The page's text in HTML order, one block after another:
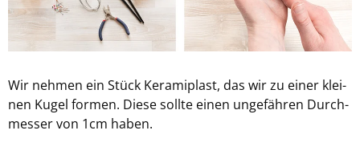
Wir neh­men ein Stück Ke­ra­mi­plast, das wir zu einer klei­
nen Kugel for­men. Diese soll­te einen un­ge­fäh­ren Durch­
mes­ser von 1cm haben.